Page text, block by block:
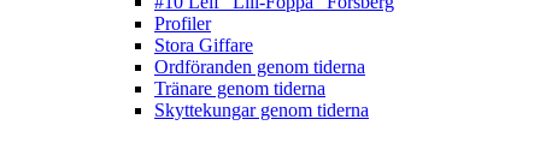
Profiler
Stora Giffare
Ordföranden genom tiderna
Tränare genom tiderna
Skyttekungar genom tiderna